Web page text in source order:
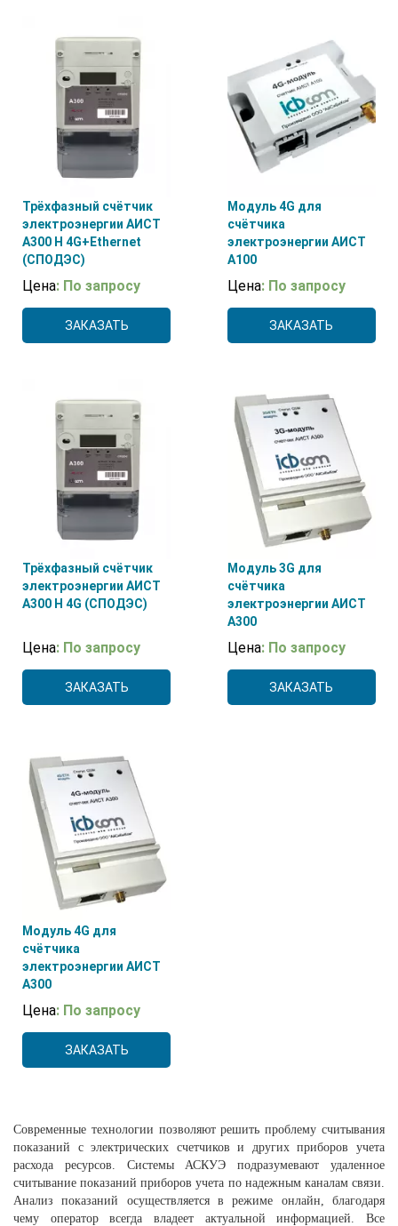
Трёхфазный счётчик
электроэнергии АИСТ
А300 H 4G+Ethernet
(СПОДЭС)
Цена: По запросу
ЗАКАЗАТЬ
Модуль 4G для
счётчика
электроэнергии АИСТ
А100
Цена: По запросу
ЗАКАЗАТЬ
Трёхфазный счётчик
электроэнергии АИСТ
А300 H 4G (СПОДЭС)
Цена: По запросу
ЗАКАЗАТЬ
Модуль 3G для
счётчика
электроэнергии АИСТ
А300
Цена: По запросу
ЗАКАЗАТЬ
Модуль 4G для
счётчика
электроэнергии АИСТ
А300
Цена: По запросу
ЗАКАЗАТЬ
Современные технологии позволяют решить проблему считывания
показаний с электрических счетчиков и других приборов учета
расхода ресурсов. Системы АСКУЭ подразумевают удаленное
считывание показаний приборов учета по надежным каналам связи.
Анализ показаний осуществляется в режиме онлайн, благодаря
чему оператор всегда владеет актуальной информацией. Все